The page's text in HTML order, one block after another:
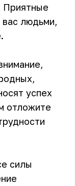
Приятные
людьми,
успех
отложите
силы